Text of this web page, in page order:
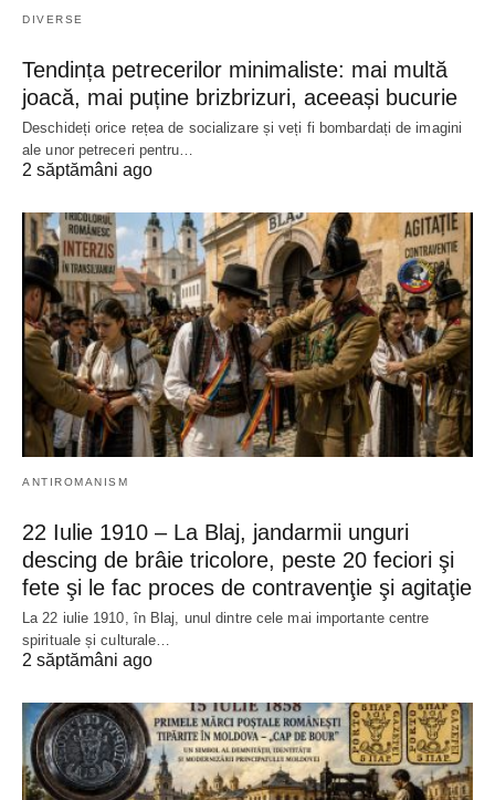
DIVERSE
Tendința petrecerilor minimaliste: mai multă
joacă, mai puține brizbrizuri, aceeași bucurie
Deschideți orice rețea de socializare și veți fi bombardați de imagini
ale unor petreceri pentru…
2 săptămâni ago
ANTIROMANISM
22 Iulie 1910 – La Blaj, jandarmii unguri
descing de brâie tricolore, peste 20 feciori şi
fete şi le fac proces de contravenţie şi agitaţie
La 22 iulie 1910, în Blaj, unul dintre cele mai importante centre
spirituale și culturale…
2 săptămâni ago